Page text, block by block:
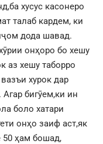
хусус касонеро
талаб кардем, ки
дода шавад.
онҳоро бо хешу
аз хешу таборро
хурок дар
бигӯем,ки ин
боло хатари
онҳо заиф аст,як
50 ҳам бошад,